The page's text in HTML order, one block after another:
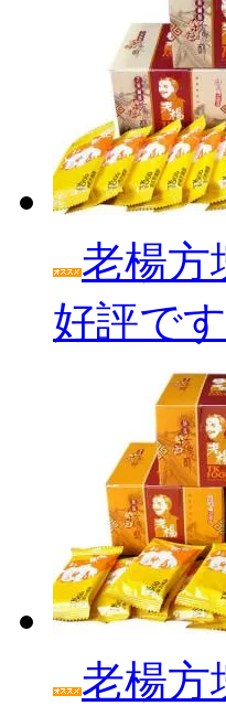
老楊方
好評です
老楊方